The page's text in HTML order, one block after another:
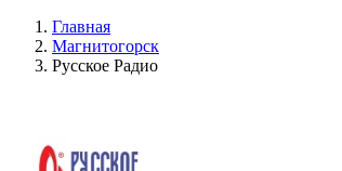
Главная
Магнитогорск
Русское Радио